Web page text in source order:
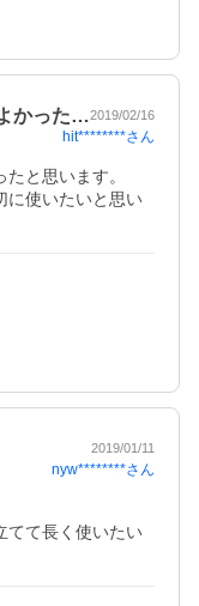
かった…2019/02/16
hit********さん
と思います。
に使いたいと思い
2019/01/11
nyw********さん
てて長く使いたい